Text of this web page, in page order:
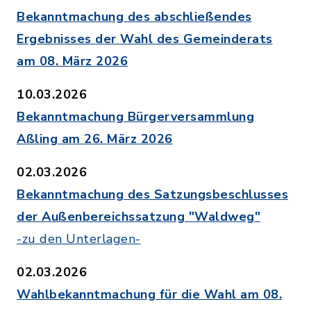
Bekanntmachung des abschließendes
Ergebnisses der Wahl des Gemeinderats
am 08. März 2026
10.03.2026
Bekanntmachung Bürgerversammlung
Aßling am 26. März 2026
02.03.2026
Bekanntmachung des Satzungsbeschlusses
der Außenbereichssatzung "Waldweg"
-zu den Unterlagen-
02.03.2026
Wahlbekanntmachung für die Wahl am 08.